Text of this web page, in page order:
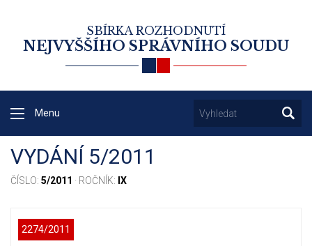
SBÍRKA ROZHODNUTÍ
NEJVYŠŠÍHO SPRÁVNÍHO SOUDU
Menu
VYDÁNÍ 5/2011
ČÍSLO: 5/2011 · ROČNÍK: IX
2274/2011